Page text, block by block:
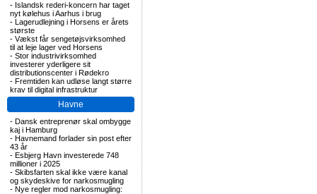
- Islandsk rederi-koncern har taget
nyt kølehus i Aarhus i brug
- Lagerudlejning i Horsens er årets
største
- Vækst får sengetøjsvirksomhed
til at leje lager ved Horsens
- Stor industrivirksomhed
investerer yderligere sit
distributionscenter i Rødekro
- Fremtiden kan udløse langt større
krav til digital infrastruktur
Havne
- Dansk entreprenør skal ombygge
kaj i Hamburg
- Havnemand forlader sin post efter
43 år
- Esbjerg Havn investerede 748
millioner i 2025
- Skibsfarten skal ikke være kanal
og skydeskive for narkosmugling
- Nye regler mod narkosmugling: